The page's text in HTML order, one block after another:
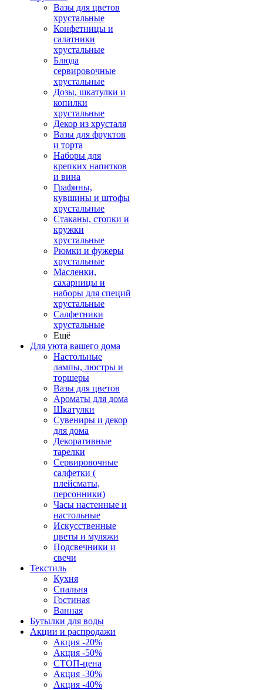
Вазы для цветов
хрустальные
Конфетницы и
салатники
хрустальные
Блюда
сервировочные
хрустальные
Дозы, шкатулки и
копилки
хрустальные
Декор из хрусталя
Вазы для фруктов
и торта
Наборы для
крепких напитков
и вина
Графины,
кувшины и штофы
хрустальные
Стаканы, стопки и
кружки
хрустальные
Рюмки и фужеры
хрустальные
Масленки,
сахарницы и
наборы для специй
хрустальные
Салфетники
хрустальные
Ещё
Для уюта вашего дома
Настольные
лампы, люстры и
торшеры
Вазы для цветов
Ароматы для дома
Шкатулки
Сувениры и декор
для дома
Декоративные
тарелки
Сервировочные
салфетки (
плейсматы,
персонники)
Часы настенные и
настольные
Искусственные
цветы и муляжи
Подсвечники и
свечи
Текстиль
Кухня
Спальня
Гостиная
Ванная
Бутылки для воды
Акции и распродажи
Акция -20%
Акция -50%
СТОП-цена
Акция -30%
Акция -40%